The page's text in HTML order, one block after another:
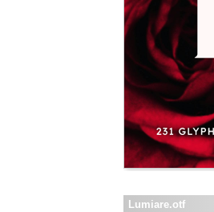
Lumiare.otf